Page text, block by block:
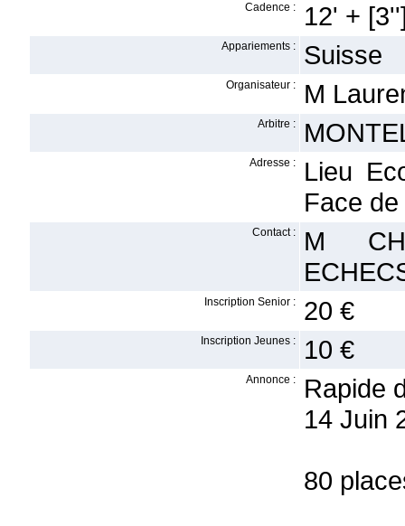
Cadence : 12' +
Appariements : Suisse
Organisateur : M
Arbitre :
Adresse :
Lieu
Face
Contact :
M
Inscription Senior : 20 €
Inscription Jeunes : 10 €
Annonce :
Rapide
14 Juin
80